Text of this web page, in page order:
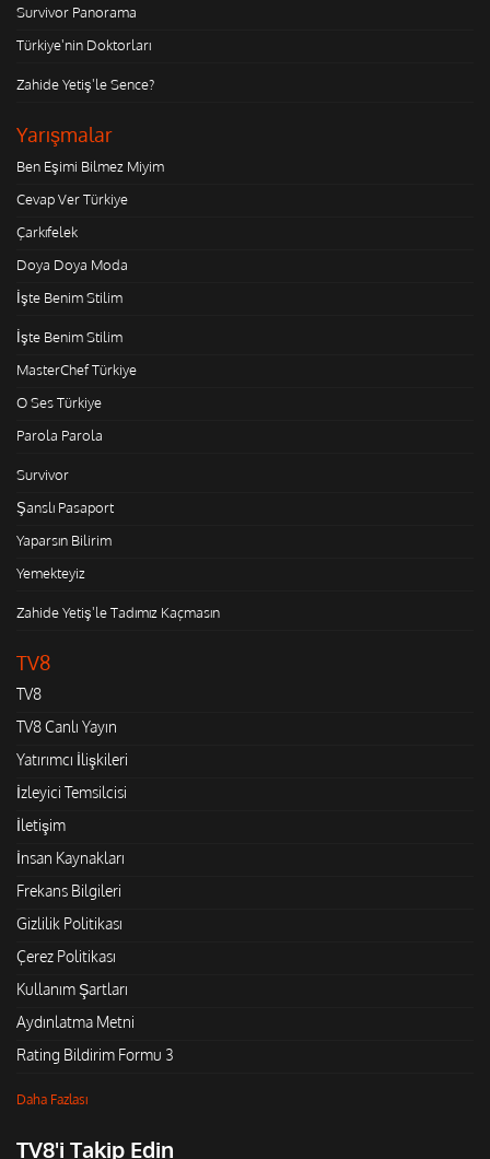
Survivor Panorama
Türkiye'nin Doktorları
Zahide Yetiş'le Sence?
Yarışmalar
Ben Eşimi Bilmez Miyim
Cevap Ver Türkiye
Çarkıfelek
Doya Doya Moda
İşte Benim Stilim
İşte Benim Stilim
MasterChef Türkiye
O Ses Türkiye
Parola Parola
Survivor
Şanslı Pasaport
Yaparsın Bilirim
Yemekteyiz
Zahide Yetiş'le Tadımız Kaçmasın
TV8
TV8
TV8 Canlı Yayın
Yatırımcı İlişkileri
İzleyici Temsilcisi
İletişim
İnsan Kaynakları
Frekans Bilgileri
Gizlilik Politikası
Çerez Politikası
Kullanım Şartları
Aydınlatma Metni
Rating Bildirim Formu 3
Daha Fazlası
TV8'i Takip Edin